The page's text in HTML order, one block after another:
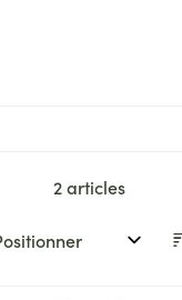
2articles
par: